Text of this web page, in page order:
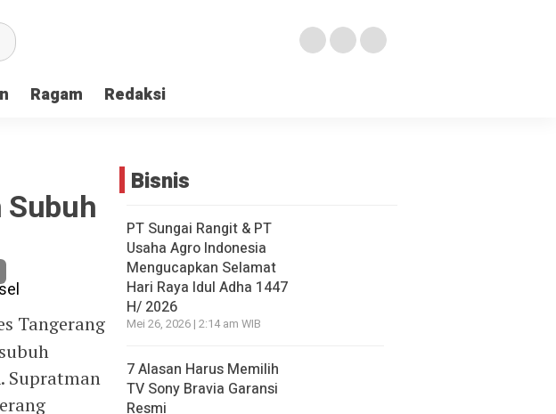
Ragam Redaksi
Tangerang
Supratman
Bisnis
PT Sungai Rangit & PT
Usaha Agro Indonesia
Mengucapkan Selamat
Hari Raya Idul Adha 1447
H/ 2026
Mei 26, 2026 | 2:14 am WIB
7 Alasan Harus Memilih
TV Sony Bravia Garansi
Resmi